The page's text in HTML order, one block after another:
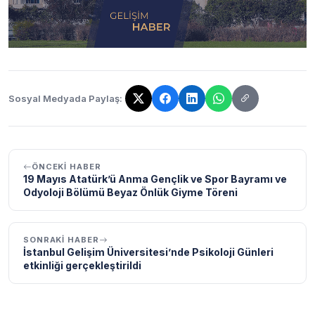
Sosyal Medyada Paylaş:
Bağlantı kopyalandı!
ÖNCEKI HABER
19 Mayıs Atatürk’ü Anma Gençlik ve Spor Bayramı ve
Odyoloji Bölümü Beyaz Önlük Giyme Töreni
SONRAKI HABER
İstanbul Gelişim Üniversitesi’nde Psikoloji Günleri
etkinliği gerçekleştirildi